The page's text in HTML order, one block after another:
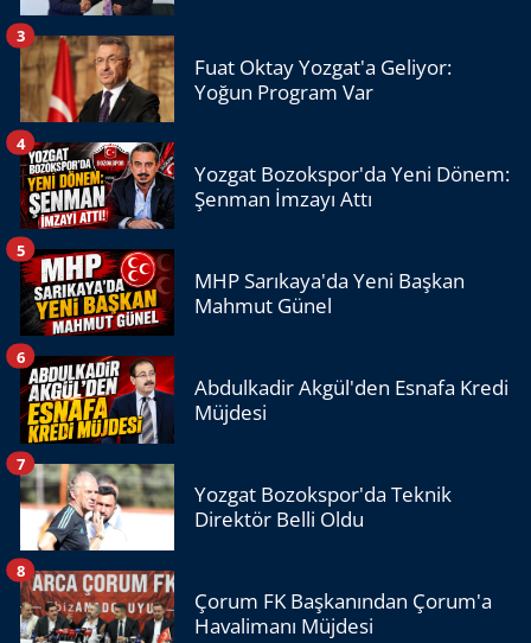
Fuat Oktay Yozgat'a Geliyor:
Yoğun Program Var
3
Yozgat Bozokspor'da Yeni Dönem:
Şenman İmzayı Attı
4
MHP Sarıkaya'da Yeni Başkan
Mahmut Günel
5
Abdulkadir Akgül'den Esnafa Kredi
Müjdesi
6
Yozgat Bozokspor'da Teknik
Direktör Belli Oldu
7
Çorum FK Başkanından Çorum'a
Havalimanı Müjdesi
8